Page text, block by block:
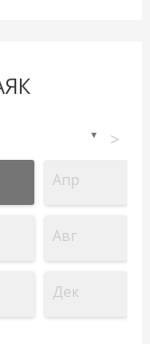
▼ >
Апр
Авг
Дек